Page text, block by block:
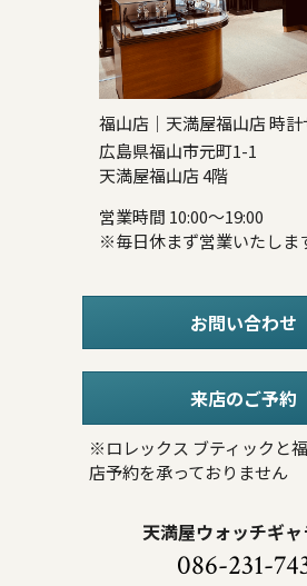
福山店｜天満屋福山店 時計
広島県福山市元町1-1
天満屋福山店 4階
営業時間 10:00～19:00
※毎日休まず営業いたしま
お問い合わせ
来店のご予約
※ロレックス ブティックと
店予約を承っておりません
天満屋ウォッチギャ
086-231-